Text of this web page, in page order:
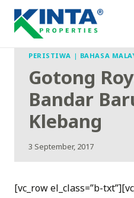
Skip
content
PERISTIWA | BAHASA
Gotong
Bandar
Klebang
3 September, 2017
[vc_row el_class=”b-